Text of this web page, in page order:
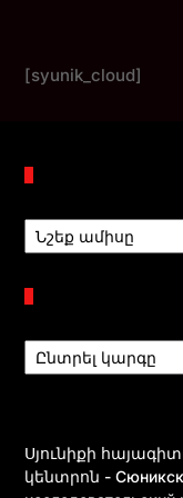
[syunik_cloud]
Սյունիքի
կենտրոն -